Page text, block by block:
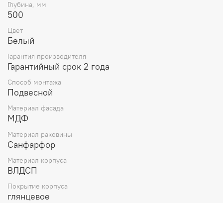
Глубина, мм
500
Цвет
Белый
Гарантия производителя
Гарантийный срок 2 года
Способ монтажа
Подвесной
Материал фасада
МДФ
Материал раковины
Санфарфор
Материал корпуса
ВЛДСП
Покрытие корпуса
глянцевое